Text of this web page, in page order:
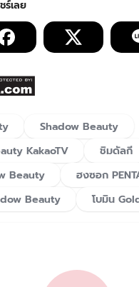
Shadow Beauty
KakaoTV
ชิมดัลกี
Beauty
ฮงซอก
Beauty
โบมิน